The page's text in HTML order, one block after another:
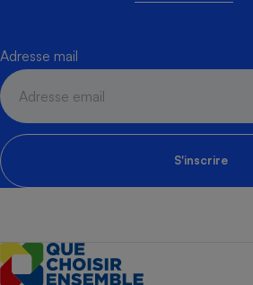
Adresse mail
S'inscrire